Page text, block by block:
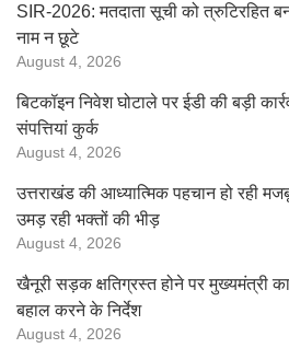
SIR-2026: मतदाता सूची को त्रुटिरहित
नाम न छूटे
August 4, 2026
बिटकॉइन निवेश घोटाले पर ईडी की बड़ी
संपत्तियां कुर्क
August 4, 2026
उत्तराखंड की आध्यात्मिक पहचान हो रही
उमड़ रही भक्तों की भीड़
August 4, 2026
खैनूरी सड़क क्षतिग्रस्त होने पर मुख्यमंत्री
बहाल करने के निर्देश
August 4, 2026